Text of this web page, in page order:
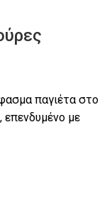
παγιέτα στο
επενδυμένο με